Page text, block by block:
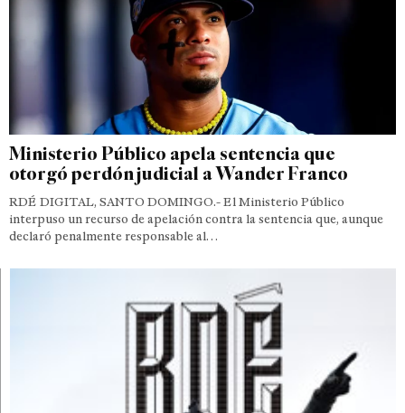
Ministerio Público apela sentencia que
otorgó perdón judicial a Wander Franco
RDÉ DIGITAL, SANTO DOMINGO.- El Ministerio Público
interpuso un recurso de apelación contra la sentencia que, aunque
declaró penalmente responsable al…